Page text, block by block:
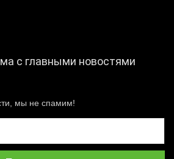
с главными новостями
мы не спамим!